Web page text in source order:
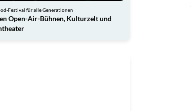
Festival für alle Generationen
Open-Air-Bühnen, Kulturzelt und